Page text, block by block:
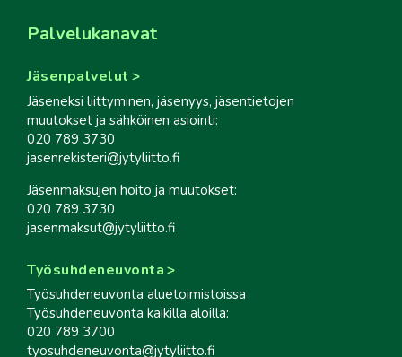
Palvelukanavat
Jäsenpalvelut
Jäseneksi liittyminen, jäsenyys, jäsentietojen
muutokset ja sähköinen asiointi:
020 789 3730
jasenrekisteri@jytyliitto.fi
Jäsenmaksujen hoito ja muutokset:
020 789 3730
jasenmaksut@jytyliitto.fi
Työsuhdeneuvonta
Työsuhdeneuvonta aluetoimistoissa
Työsuhdeneuvonta kaikilla aloilla:
020 789 3700
tyosuhdeneuvonta@jytyliitto.fi